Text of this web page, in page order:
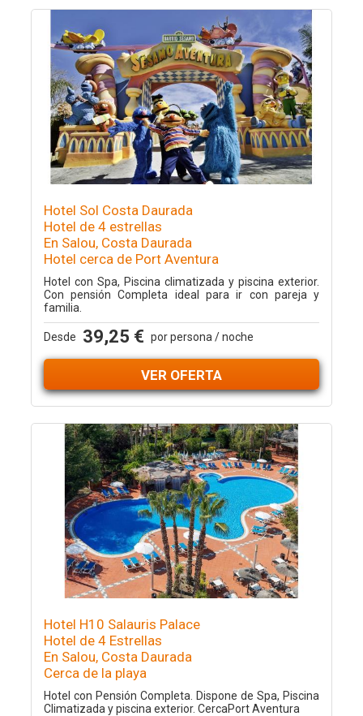
Hotel Sol Costa Daurada
Hotel de 4 estrellas
En Salou, Costa Daurada
Hotel cerca de Port Aventura
Hotel con Spa, Piscina climatizada y piscina exterior.
Con pensión Completa ideal para ir con pareja y
familia.
Desde 39,25 € por persona / noche
VER OFERTA
Hotel H10 Salauris Palace
Hotel de 4 Estrellas
En Salou, Costa Daurada
Cerca de la playa
Hotel con Pensión Completa. Dispone de Spa, Piscina
Climatizada y piscina exterior. CercaPort Aventura